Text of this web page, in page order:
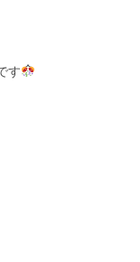
す